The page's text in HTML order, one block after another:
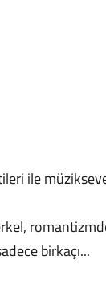
ile
birkaçı...